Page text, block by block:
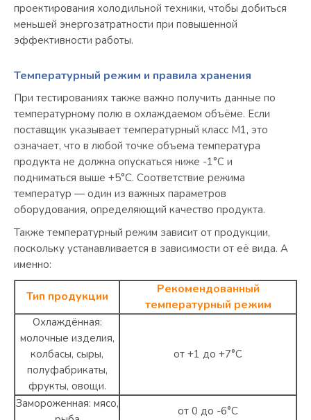
проектирования холодильной техники, чтобы добиться
меньшей энергозатратности при повышенной
эффективности работы.
Температурный режим и правила хранения
При тестированиях также важно получить данные по
температурному полю в охлаждаемом объёме. Если
поставщик указывает температурный класс М1, это
означает, что в любой точке объема температура
продукта не должна опускаться ниже -1°С и
подниматься выше +5°C. Соответствие режима
температур — один из важных параметров
оборудования, определяющий качество продукта.
Также температурный режим зависит от продукции,
поскольку устанавливается в зависимости от её вида. А
именно:
Тип продукции
Рекомендованный
температурный режим
Охлаждённая:
молочные изделия,
колбасы, сыры,
полуфабрикаты,
фрукты, овощи.
от +1 до +7°C
Замороженная: мясо,
от 0 до -6°C